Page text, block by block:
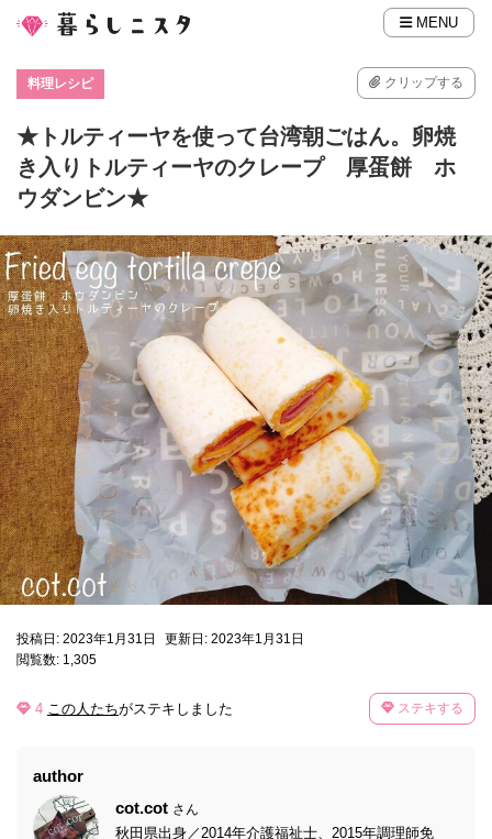
MENU
料理レシピ クリップする
★トルティーヤを使って台湾朝ごはん。卵焼
き入りトルティーヤのクレープ 厚蛋餅 ホ
ウダンビン★
投稿日: 2023年1月31日
更新日: 2023年1月31日
閲覧数: 1,305
4 この人たちがステキしました ステキする
author
cot.cot さん
秋田県出身／2014年介護福祉士、2015年調理師免